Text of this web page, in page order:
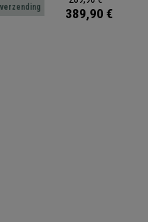
verzending
of bezoekers.
389,90 €